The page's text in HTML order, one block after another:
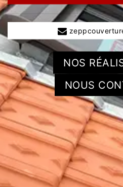
NOS
NOUS